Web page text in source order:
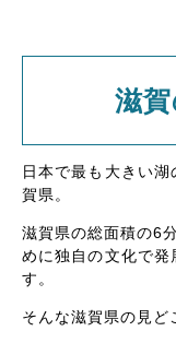
滋
日本で最も大きい
賀県。
滋賀県の総面積の6
めに独自の文化で
す。
そんな滋賀県の見ど